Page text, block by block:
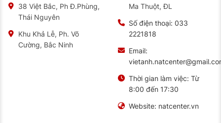
Dịch vụ chuyên nghiệp: Đội ngũ nhân viên tư vấn nhiệt
tình, giàu kinh nghiệm, sẵn sàng hỗ trợ bạn lựa chọn
được loại lốp phù hợp nhất với nhu cầu và điều kiện tài
Cơ sở vật chất hiện đại: NAT CENTER sở hữu hệ thống
cửa hàng rộng rãi, trang thiết bị hiện đại cùng đội ngũ
kỹ thuật viên lành nghề, đảm bảo mang đến cho bạn
Ngoài ra, NAT CENTER còn cung cấp các dịch vụ
38 Việt Bắc, Ph Đ.Phùng,
Thái Nguyên
Khu Khả Lễ, Ph. Võ
Cường, Bắc Ninh
Ma Thuột, ĐL
Số điện thoại: 033
2221818
Email:
Thời gian làm việc: Từ
8:00 đến 17:30
Website: natcenter.vn